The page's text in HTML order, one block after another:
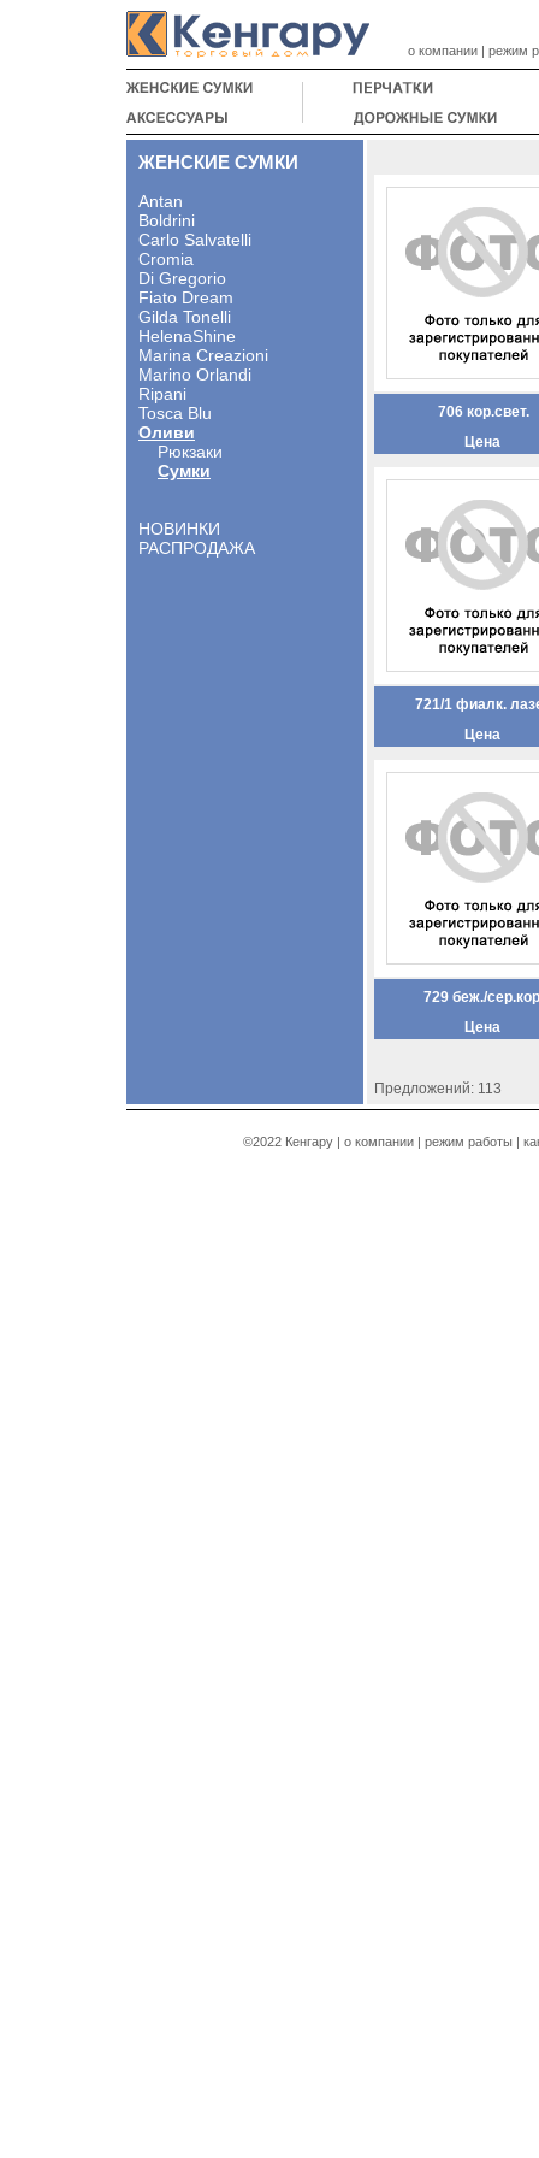
о компании | режим
ЖЕНСКИЕ СУМКИ
Antan
Boldrini
Carlo Salvatelli
Cromia
Di Gregorio
Fiato Dream
Gilda Tonelli
HelenaShine
Marina Creazioni
Marino Orlandi
Ripani
Tosca Blu
Оливи
Рюкзаки
Сумки
НОВИНКИ
РАСПРОДАЖА
706 кор.свет.
Цена
721/1 фиалк.
Цена
729 беж./
Цена
Предложений: 113
©2022 Кенгару | о компании | режим работы |